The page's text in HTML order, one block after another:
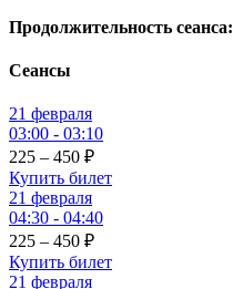
Продолжительность сеанса:
Сеансы
21 февраля
03:00 - 03:10
225 – 450 ₽
Купить билет
21 февраля
04:30 - 04:40
225 – 450 ₽
Купить билет
21 февраля